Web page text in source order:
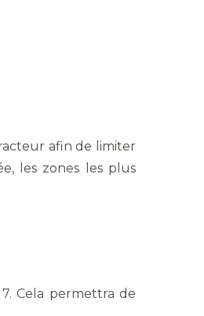
afin de limiter
les zones les plus
Cela permettra de